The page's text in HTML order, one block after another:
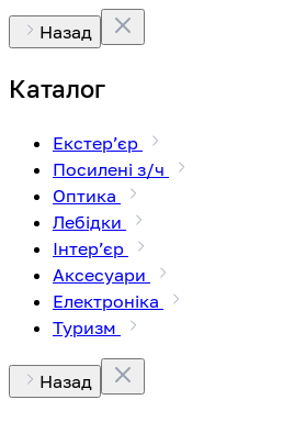
Назад
Каталог
Екстерʼєр
Посилені з/ч
Оптика
Лебідки
Інтерʼєр
Аксесуари
Електроніка
Туризм
Назад